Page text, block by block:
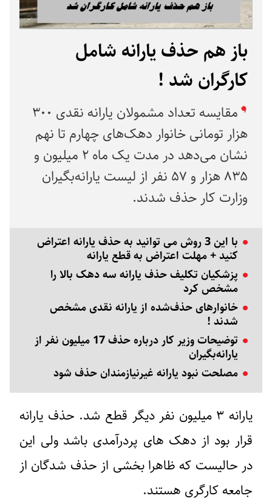
باز هم حذف یارانه شامل
کارگران شد !
مقایسه تعداد مشمولان یارانه نقدی ۳۰۰
هزار تومانی خانوار دهک‌های چهارم تا نهم
نشان می‌دهد در مدت یک ماه ۲ میلیون و
۸۳۵ هزار و ۵۷ نفر از لیست یارانه‌بگیران
وزارت کار حذف شدند.
با این 3 روش می توانید به حذف یارانه اعتراض
کنید + مهلت اعتراض به قطع یارانه
پزشکیان تکلیف حذف یارانه سه دهک بالا را
مشخص کرد
خانوارهای حذف‌شده از یارانه نقدی مشخص
شدند !
توضیحات وزیر کار درباره حذف 17 میلیون نفر از
یارانه‌بگیران
مصلحت نبود یارانه غیرنیازمندان حذف شود
یارانه ۳ میلیون نفر دیگر قطع شد.
حذف یارانه
قرار بود از دهک های پردرآمدی باشد ولی این
در حالیست که ظاهرا بخشی از حذف شدگان از
جامعه کارگری هستند.